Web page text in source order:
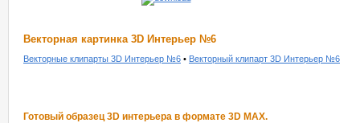
Векторная картинка 3D Интерьер №6
Векторные клипарты 3D Интерьер №6 • Векторный клипарт 3D Интерьер №6
Готовый образец 3D интерьера в формате 3D MAX.